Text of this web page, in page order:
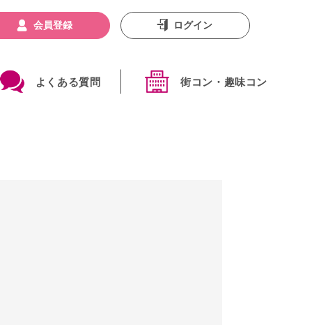
よくある質問 街コン・趣味コン
会員登録 ログイン